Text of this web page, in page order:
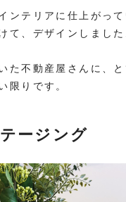
ンテリアに仕上がって
て、デザインしました
た不動産屋さんに、
限りです。
ージング